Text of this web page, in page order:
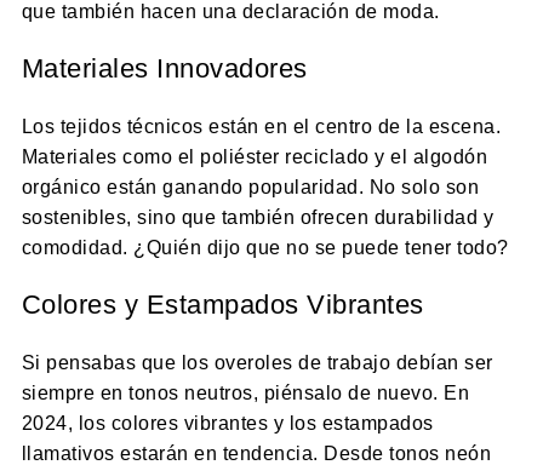
que también hacen una declaración de moda.
Materiales Innovadores
Los tejidos técnicos están en el centro de la escena.
Materiales como el poliéster reciclado y el algodón
orgánico están ganando popularidad. No solo son
sostenibles, sino que también ofrecen durabilidad y
comodidad. ¿Quién dijo que no se puede tener todo?
Colores y Estampados Vibrantes
Si pensabas que los overoles de trabajo debían ser
siempre en tonos neutros, piénsalo de nuevo. En
2024, los colores vibrantes y los estampados
llamativos estarán en tendencia. Desde tonos neón